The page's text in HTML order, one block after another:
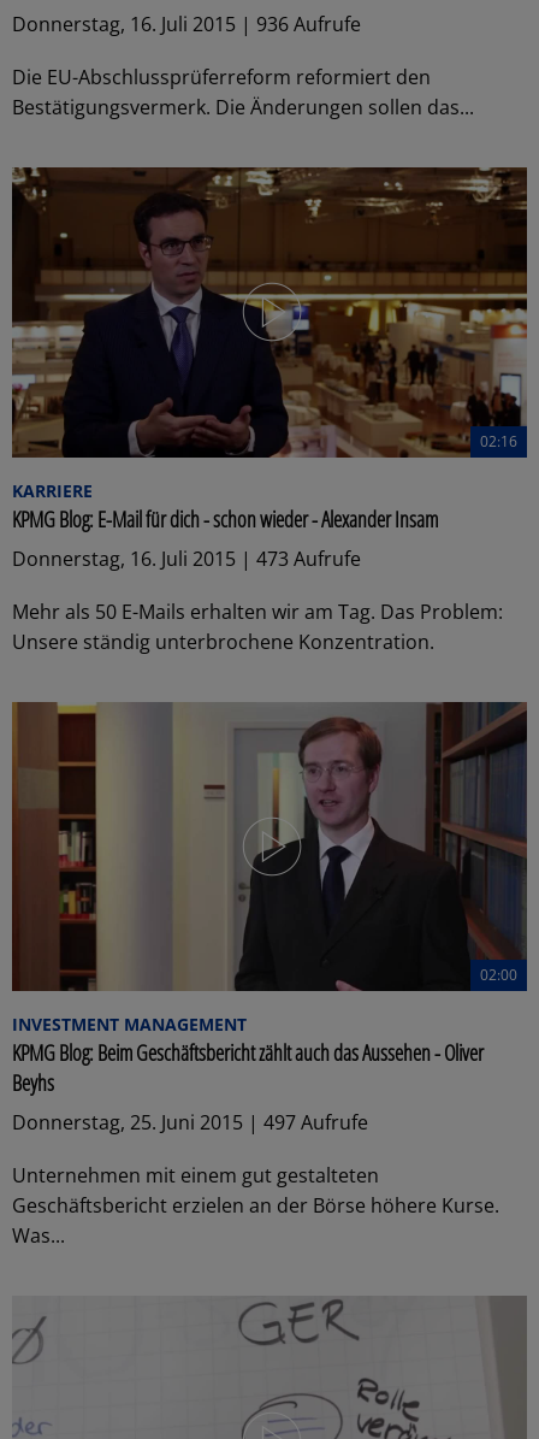
Donnerstag, 16. Juli 2015 | 936 Aufrufe
Die EU-Abschlussprüferreform reformiert den
Bestätigungsvermerk. Die Änderungen sollen das...
02:16
KARRIERE
KPMG Blog: E-Mail für dich - schon wieder - Alexander Insam
Donnerstag, 16. Juli 2015 | 473 Aufrufe
Mehr als 50 E-Mails erhalten wir am Tag. Das Problem:
Unsere ständig unterbrochene Konzentration.
02:00
INVESTMENT MANAGEMENT
KPMG Blog: Beim Geschäftsbericht zählt auch das Aussehen - Oliver
Beyhs
Donnerstag, 25. Juni 2015 | 497 Aufrufe
Unternehmen mit einem gut gestalteten
Geschäftsbericht erzielen an der Börse höhere Kurse.
Was...